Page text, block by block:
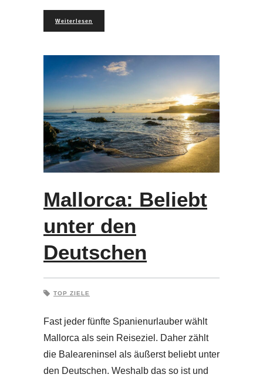
Weiterlesen
Mallorca: Beliebt
unter den
Deutschen
TOP ZIELE
Fast jeder fünfte Spanienurlauber wählt
Mallorca als sein Reiseziel. Daher zählt
die Baleareninsel als äußerst beliebt unter
den Deutschen. Weshalb das so ist und